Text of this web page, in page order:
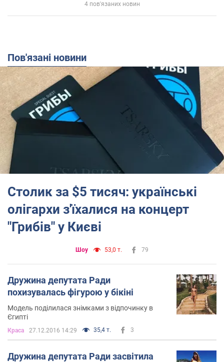
4 пов'язаних новин
Пов'язані новини
Столик за $5 тисяч: українські
олігархи з'їхалися на концерт
"Грибів" у Києві
Шоу 53,0 т. 79
Дружина депутата Ради
похизувалась фігурою у бікіні
Модель поділилася знімками з відпочинку в
Єгипті
Краса 27.12.2016 14:29 35,4 т. 3
Дружина депутата Ради засвітила